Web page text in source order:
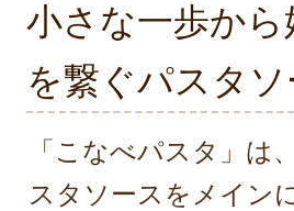
小さな一歩か
を繋ぐパスタソ
「こなべパスタ」は
スタソースをメイン